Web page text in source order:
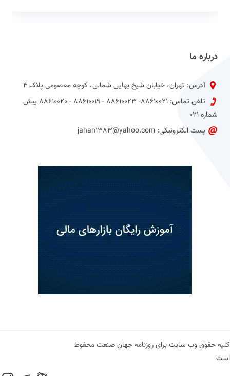
درباره ما
آدرس: تهران، خیابان شیخ بهایی شمالی، کوچه معصومی پلاک 4
تلفن تماس: 88610021- 88610023 - 88610019 - 88610020 پیش
شماره 021
پست الکترونیکی: jahan1383@yahoo.com
کلیه حقوق وب سایت برای روزنامه جهان صنعت محفوظ
است